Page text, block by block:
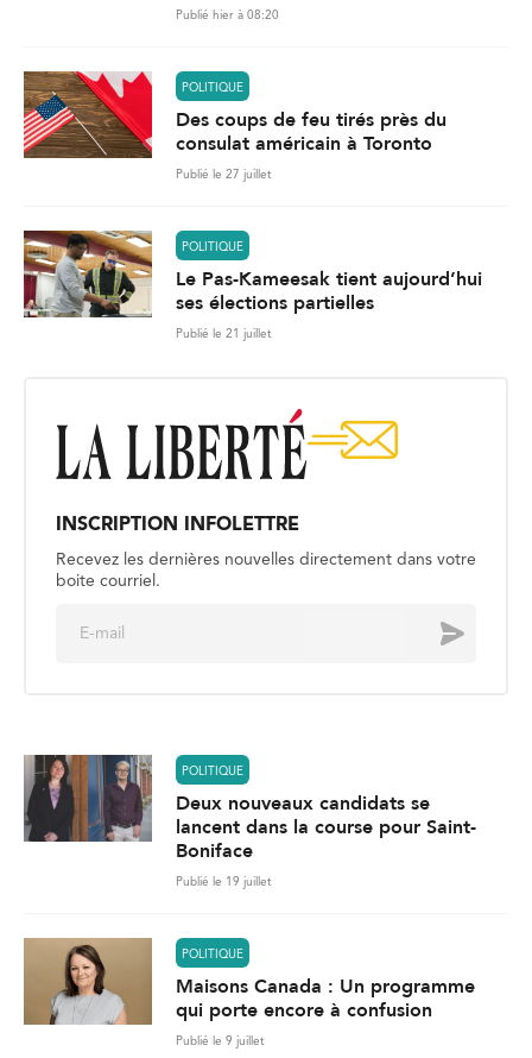
Publié hier à 08:20
POLITIQUE
Des coups de feu tirés près du
consulat américain à Toronto
Publié le 27 juillet
POLITIQUE
Le Pas-Kameesak tient aujourd’hui
ses élections partielles
Publié le 21 juillet
INSCRIPTION INFOLETTRE
Recevez les dernières nouvelles directement dans votre
boite courriel.
Envoyer
POLITIQUE
Deux nouveaux candidats se
lancent dans la course pour Saint-
Boniface
Publié le 19 juillet
POLITIQUE
Maisons Canada : Un programme
qui porte encore à confusion
Publié le 9 juillet